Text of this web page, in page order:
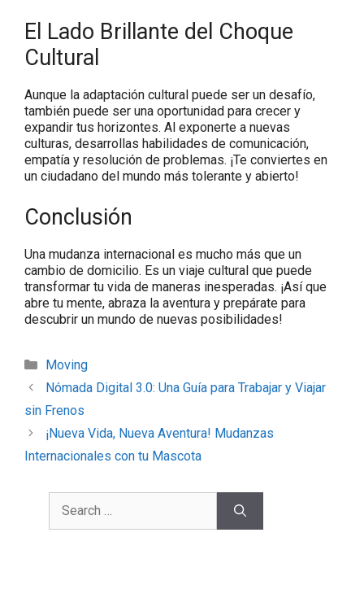
El Lado Brillante del Choque
Cultural
Aunque la adaptación cultural puede ser un desafío,
también puede ser una oportunidad para crecer y
expandir tus horizontes. Al exponerte a nuevas
culturas, desarrollas habilidades de comunicación,
empatía y resolución de problemas. ¡Te conviertes en
un ciudadano del mundo más tolerante y abierto!
Conclusión
Una mudanza internacional es mucho más que un
cambio de domicilio. Es un viaje cultural que puede
transformar tu vida de maneras inesperadas. ¡Así que
abre tu mente, abraza la aventura y prepárate para
descubrir un mundo de nuevas posibilidades!
Moving
Nómada Digital 3.0: Una Guía para Trabajar y Viajar
sin Frenos
¡Nueva Vida, Nueva Aventura! Mudanzas
Internacionales con tu Mascota